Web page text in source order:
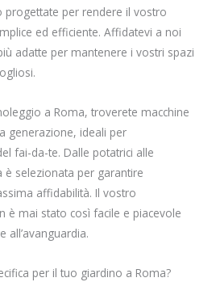
progettate per rendere il vostro
ed efficiente. Affidatevi a noi
adatte per mantenere i vostri spazi
a Roma, troverete macchine
generazione, ideali per
fai-da-te. Dalle potatrici alle
è selezionata per garantire
affidabilità. Il vostro
è mai stato così facile e piacevole
all’avanguardia.
per il tuo giardino a Roma?